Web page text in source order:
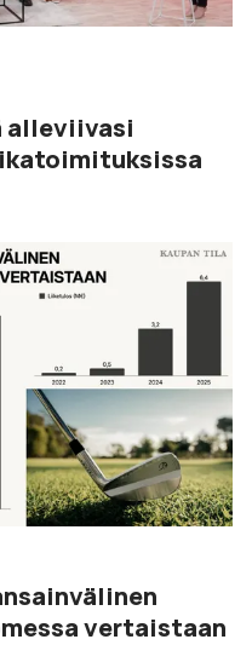
alleviivasi
vertaistaan